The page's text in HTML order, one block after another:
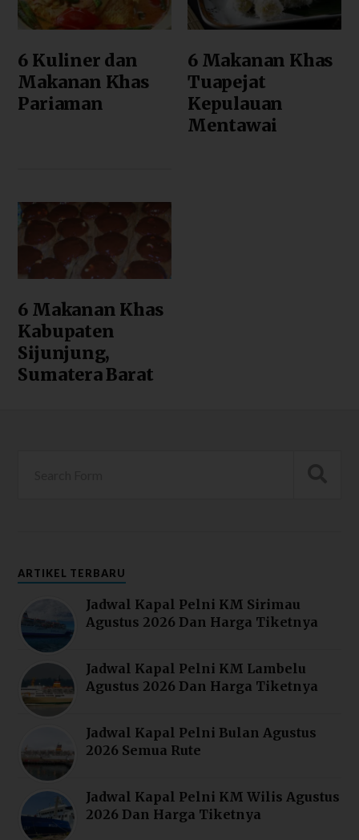
6 Kuliner dan
Makanan Khas
Pariaman
6 Makanan Khas
Tuapejat
Kepulauan
Mentawai
6 Makanan Khas
Kabupaten
Sijunjung,
Sumatera Barat
ARTIKEL TERBARU
Jadwal Kapal Pelni KM Sirimau
Agustus 2026 Dan Harga Tiketnya
Jadwal Kapal Pelni KM Lambelu
Agustus 2026 Dan Harga Tiketnya
Jadwal Kapal Pelni Bulan Agustus
2026 Semua Rute
Jadwal Kapal Pelni KM Wilis Agustus
2026 Dan Harga Tiketnya